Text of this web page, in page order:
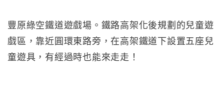
豐原綠空鐵道遊戲場。鐵路高架化後規劃的兒童遊
戲區，靠近圓環東路旁，在高架鐵道下設置五座兒
童遊具，有經過時也能來走走！